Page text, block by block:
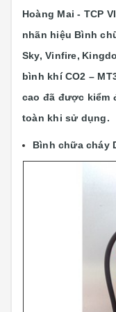
Hoàng Mai - TCP
nhãn hiệu Bình
Sky, Vinfire,
bình khí CO2 –
cao đã được kiểm
toàn khi sử dụng.
Bình chữa cháy